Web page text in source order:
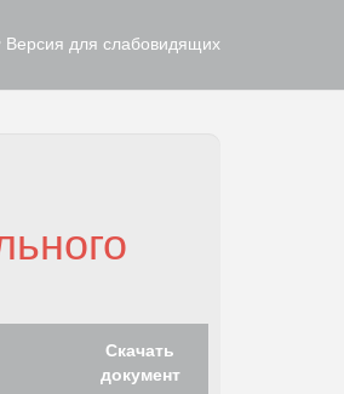
Версия для слабовидящих
Скачать
документ